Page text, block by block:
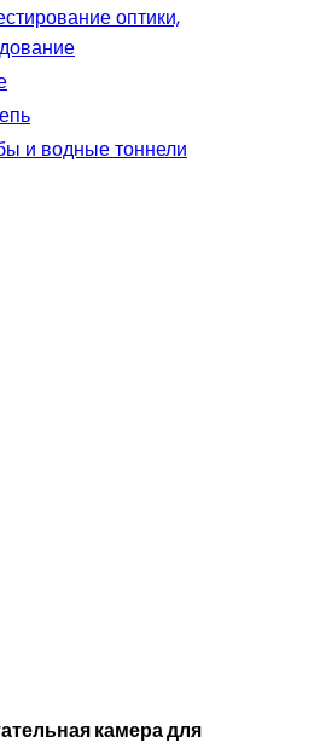
оптики,
и водные тоннели
камера для